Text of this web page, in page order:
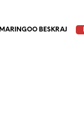
MARINGOO BESKRAJ